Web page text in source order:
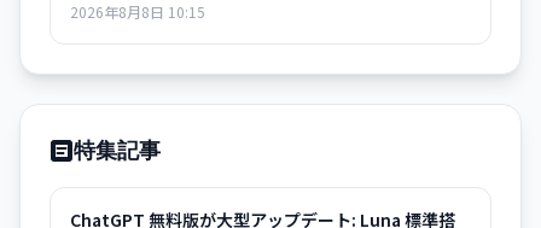
り、バッテリー・航空宇宙・電子部品分野での新材料開発が
2026年8月8日 10:15
特集記事
ChatGPT 無料版が大型アップデート: Luna 標準搭